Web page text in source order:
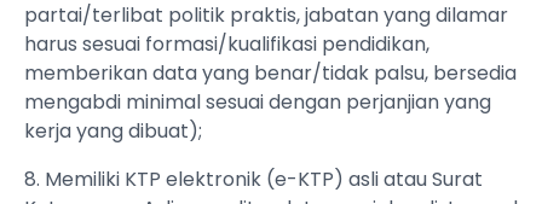
partai/terlibat politik praktis, jabatan yang dilamar
harus sesuai formasi/kualifikasi pendidikan,
memberikan data yang benar/tidak palsu, bersedia
mengabdi minimal sesuai dengan perjanjian yang
kerja yang dibuat);
8. Memiliki KTP elektronik (e-KTP) asli atau Surat